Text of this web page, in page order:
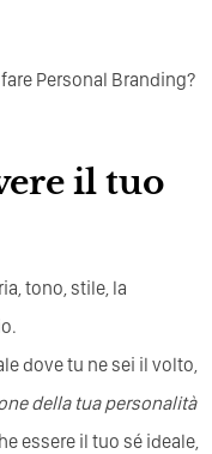
Personal Branding?
il tuo
tono, stile, la
dove tu ne sei il volto,
della tua personalità
essere il tuo sé ideale,